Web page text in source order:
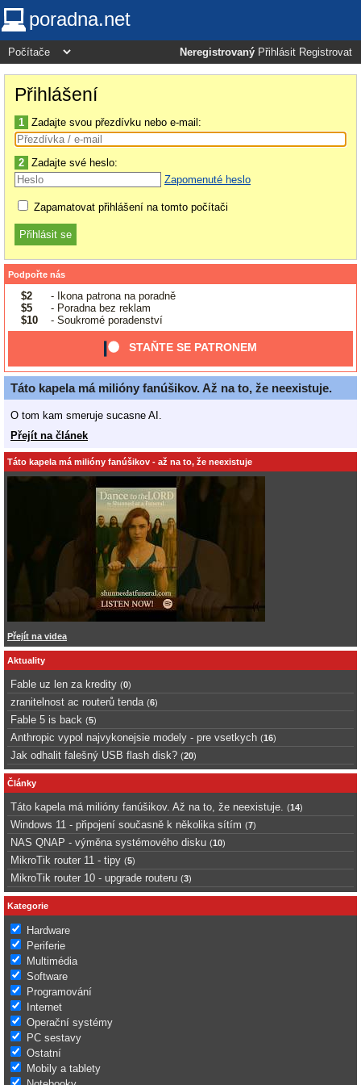
poradna.net
Neregistrovaný Přihlásit Registrovat
Přihlášení
1 Zadajte svou přezdívku nebo e-mail:
2 Zadajte své heslo:
Zapomenuté heslo
Zapamatovat přihlášení na tomto počítači
Podpořte nás
$2
- Ikona patrona na poradně
$5
- Poradna bez reklam
$10
- Soukromé poradenství
STAŇTE SE PATRONEM
Táto kapela má milióny fanúšikov. Až na to, že neexistuje.
O tom kam smeruje sucasne AI.
Přejít na článek
Táto kapela má milióny fanúšikov - až na to, že neexistuje
Přejít na videa
Aktuality
Fable uz len za kredity (0)
zranitelnost ac routerů tenda (6)
Fable 5 is back (5)
Anthropic vypol najvykonejsie modely - pre vsetkych (16)
Jak odhalit falešný USB flash disk? (20)
Články
Táto kapela má milióny fanúšikov. Až na to, že neexistuje. (14)
Windows 11 - připojení současně k několika sítím (7)
NAS QNAP - výměna systémového disku (10)
MikroTik router 11 - tipy (5)
MikroTik router 10 - upgrade routeru (3)
Kategorie
Hardware
Periferie
Multimédia
Software
Programování
Internet
Operační systémy
PC sestavy
Ostatní
Mobily a tablety